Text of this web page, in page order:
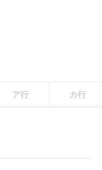
ア行 カ行